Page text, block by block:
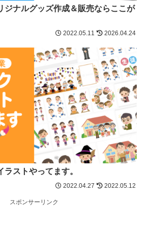
ジナルグッズ作成＆販売ならここが
2022.05.11 2026.04.24
ラストやってます。
2022.04.27 2022.05.12
スポンサーリンク